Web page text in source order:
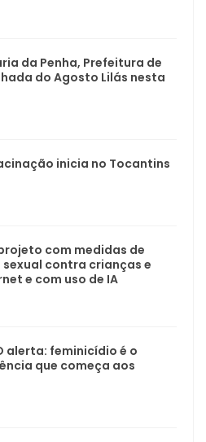
da Penha, Prefeitura de
do Agosto Lilás nesta
inicia no Tocantins
com medidas de
contra crianças e
e com uso de IA
alerta: feminicídio é o
que começa aos